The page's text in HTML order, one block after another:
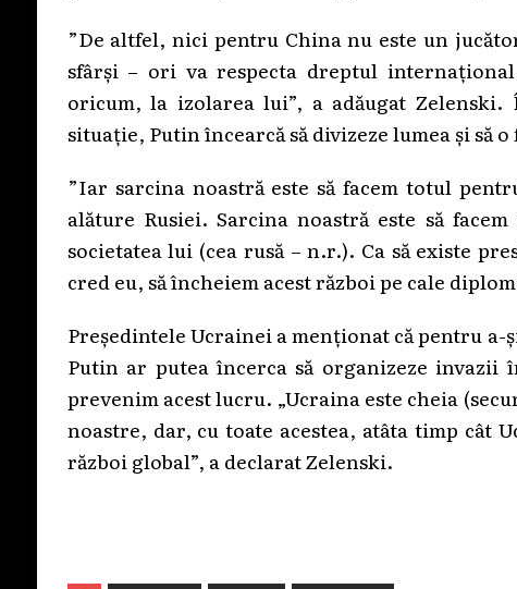
”De altfel, nici pentru China nu este un
sfârși – ori va respecta dreptul
oricum, la izolarea lui”, a adăugat
situație, Putin încearcă să divizeze lumea și să
”Iar sarcina noastră este să facem totul
alăture Rusiei. Sarcina noastră este să
societatea lui (cea rusă – n.r.). Ca să existe
cred eu, să încheiem acest război pe cale
Președintele Ucrainei a menționat că pentru
Putin ar putea încerca să organizeze
prevenim acest lucru. „Ucraina este cheia
noastre, dar, cu toate acestea, atâta timp cât
război global”, a declarat Zelenski.